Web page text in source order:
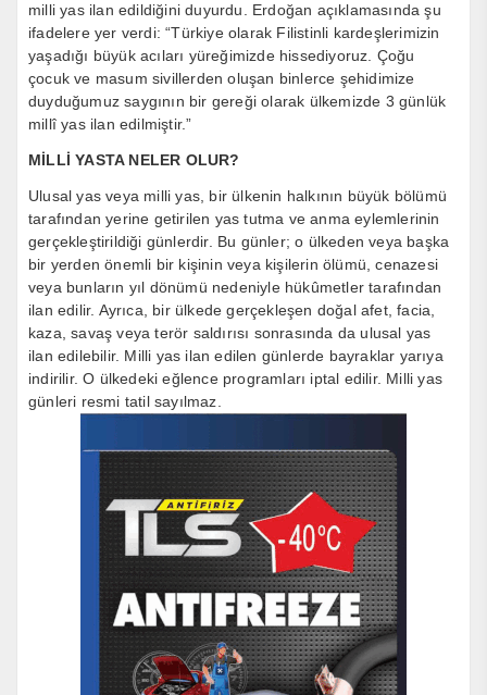
milli yas ilan edildiğini duyurdu. Erdoğan açıklamasında şu
ifadelere yer verdi: “Türkiye olarak Filistinli kardeşlerimizin
yaşadığı büyük acıları yüreğimizde hissediyoruz. Çoğu
çocuk ve masum sivillerden oluşan binlerce şehidimize
duyduğumuz saygının bir gereği olarak ülkemizde 3 günlük
millî yas ilan edilmiştir.”
MİLLİ YASTA NELER OLUR?
Ulusal yas veya milli yas, bir ülkenin halkının büyük bölümü
tarafından yerine getirilen yas tutma ve anma eylemlerinin
gerçekleştirildiği günlerdir. Bu günler; o ülkeden veya başka
bir yerden önemli bir kişinin veya kişilerin ölümü, cenazesi
veya bunların yıl dönümü nedeniyle hükûmetler tarafından
ilan edilir. Ayrıca, bir ülkede gerçekleşen doğal afet, facia,
kaza, savaş veya terör saldırısı sonrasında da ulusal yas
ilan edilebilir. Milli yas ilan edilen günlerde bayraklar yarıya
indirilir. O ülkedeki eğlence programları iptal edilir. Milli yas
günleri resmi tatil sayılmaz.